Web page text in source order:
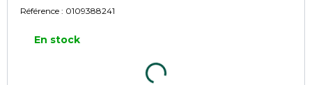
Référence : 0109388241
En stock